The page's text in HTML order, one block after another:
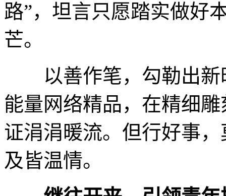
路”，坦言只愿踏实做好
芒。
以善作笔，勾勒出新
能量网络精品，在精细
证涓涓暖流。但行好事
及皆温情。